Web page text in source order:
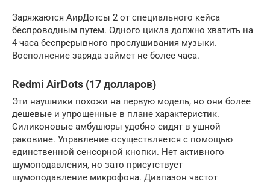
Заряжаются АирДотсы 2 от специального кейса
беспроводным путем. Одного цикла должно хватить на
4 часа беспрерывного прослушивания музыки.
Восполнение заряда займет не более часа.
Redmi AirDots (17 долларов)
Эти наушники похожи на первую модель, но они более
дешевые и упрощенные в плане характеристик.
Силиконовые амбушюры удобно сидят в ушной
раковине. Управление осуществляется с помощью
единственной сенсорной кнопки. Нет активного
шумоподавления, но зато присутствует
шумоподавление микрофона. Диапазон частот